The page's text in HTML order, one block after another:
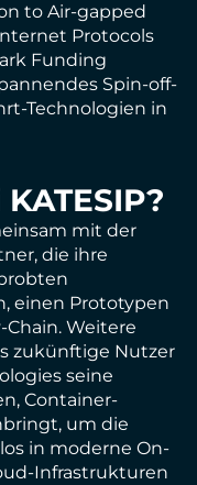
to Air-gapped
Protocols
Funding
Spin-off-
Technologien in
mit der
die ihre
einen Prototypen
Weitere
zukünftige Nutzer
seine
Container-
um die
in moderne On-
Infrastrukturen